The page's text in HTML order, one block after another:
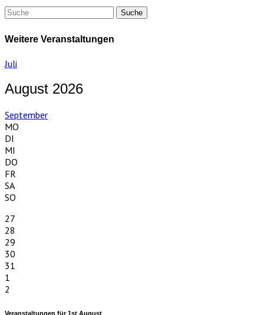
Weitere Veranstaltungen
Juli
August 2026
September
MO
DI
MI
DO
FR
SA
SO
27
28
29
30
31
1
2
Veranstaltungen für1st August